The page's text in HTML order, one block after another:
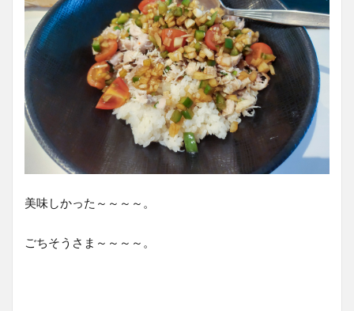
美味しかった～～～～。
ごちそうさま～～～～。